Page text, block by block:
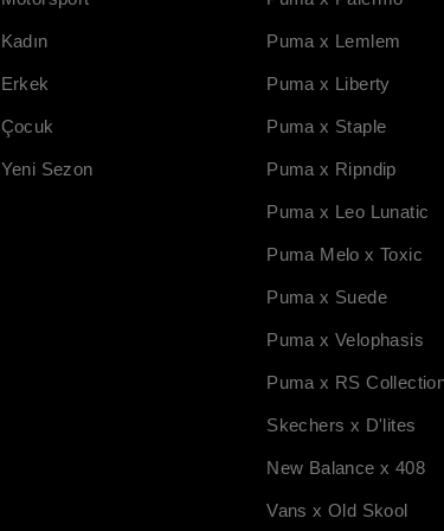
Kadın
Erkek
Çocuk
Yeni Sezon
Puma x Lemlem
Puma x Liberty
Puma x Staple
Puma x Ripndip
Puma x Leo Lunatic
Puma Melo x Toxic
Puma x Suede
Puma x Velophasis
Puma x RS
Skechers x D'lites
New Balance x 408
Vans x Old Skool